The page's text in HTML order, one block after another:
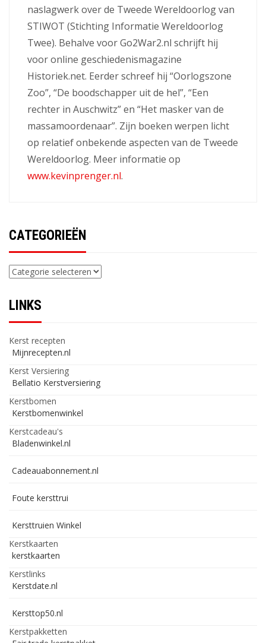
naslagwerk over de Tweede Wereldoorlog van
STIWOT (Stichting Informatie Wereldoorlog
Twee). Behalve voor Go2War2.nl schrijft hij
voor online geschiedenismagazine
Historiek.net. Eerder schreef hij “Oorlogszone
Zoo”, “De boodschapper uit de hel”, “Een
rechter in Auschwitz” en “Het masker van de
massamoordenaar”. Zijn boeken werpen licht
op relatief onbekende aspecten van de Tweede
Wereldoorlog. Meer informatie op
www.kevinprenger.nl.
CATEGORIEËN
Categorieën
LINKS
Kerst recepten
Mijnrecepten.nl
Kerst Versiering
Bellatio Kerstversiering
Kerstbomen
Kerstbomenwinkel
Kerstcadeau's
Bladenwinkel.nl
Cadeauabonnement.nl
Foute kersttrui
Kersttruien Winkel
Kerstkaarten
kerstkaarten
Kerstlinks
Kerstdate.nl
Kersttop50.nl
Kerstpakketten